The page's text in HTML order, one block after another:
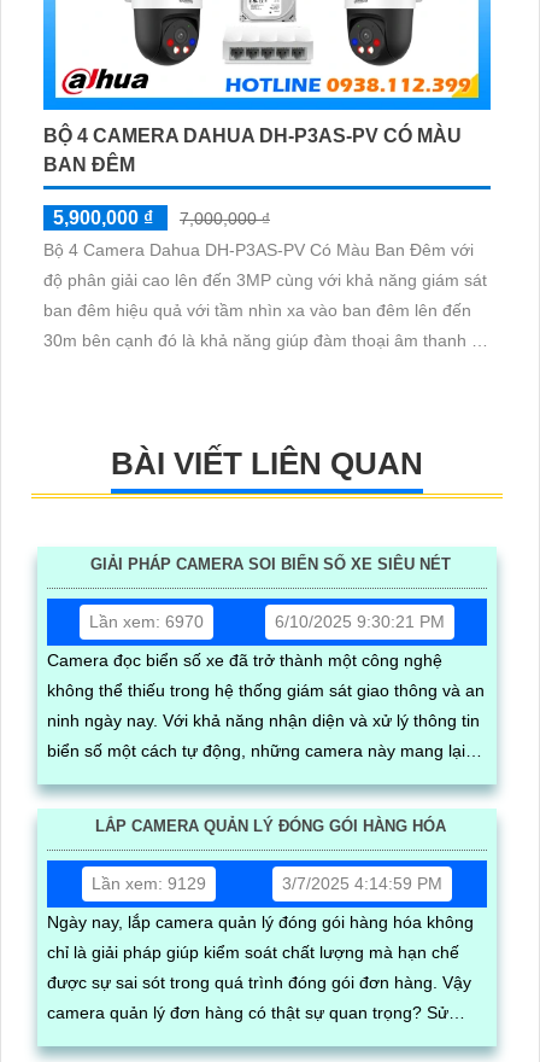
BỘ 4 CAMERA DAHUA DH-P3AS-PV CÓ MÀU
BAN ĐÊM
5,900,000 ₫
7,000,000 ₫
Bộ 4 Camera Dahua DH-P3AS-PV Có Màu Ban Đêm với
độ phân giải cao lên đến 3MP cùng với khả năng giám sát
ban đêm hiệu quả với tầm nhìn xa vào ban đêm lên đến
30m bên cạnh đó là khả năng giúp đàm thoại âm thanh 2
BÀI VIẾT LIÊN QUAN
GIẢI PHÁP CAMERA SOI BIỂN SỐ XE SIÊU NÉT
Lần xem: 6970
6/10/2025 9:30:21 PM
Camera đọc biển số xe đã trở thành một công nghệ
không thể thiếu trong hệ thống giám sát giao thông và an
ninh ngày nay. Với khả năng nhận diện và xử lý thông tin
biển số một cách tự động, những camera này mang lại
nhiều lợi ích đáng kể, từ việc quản lý phương tiện đến
việc nâng cao hiệu quả an ninh
LẮP CAMERA QUẢN LÝ ĐÓNG GÓI HÀNG HÓA
Lần xem: 9129
3/7/2025 4:14:59 PM
Ngày nay, lắp camera quản lý đóng gói hàng hóa không
chỉ là giải pháp giúp kiểm soát chất lượng mà hạn chế
được sự sai sót trong quá trình đóng gói đơn hàng. Vậy
camera quản lý đơn hàng có thật sự quan trọng? Sử
dụng như thế nào? Chi phí lắp đặt ra sao? Mời bạn cùng